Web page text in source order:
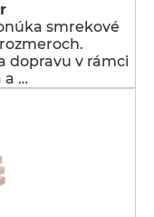
smrekové
dopravu v rámci
a …